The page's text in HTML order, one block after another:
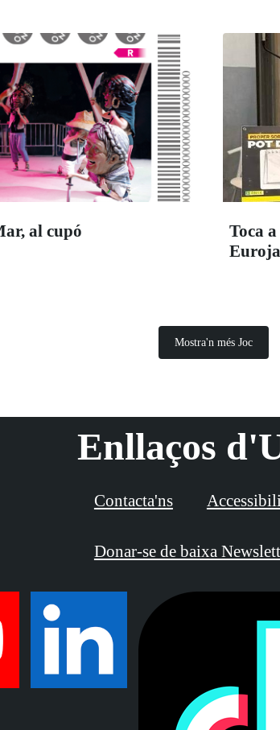
al cupó
Toca
Mostra'n més Joc
Enllaços
Contacta'ns
Donar-se de baixa